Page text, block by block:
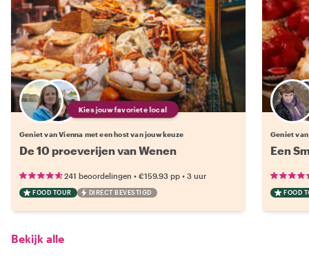
Kies jouw favoriete local
Geniet van Vienna met een host van jouw keuze
De 10 proeverijen van Wenen
241 beoordelingen • €159.93 pp • 3 uur
FOOD TOUR DIRECT BEVESTIGD
Geniet
Een
FOOD
Bekijk alle